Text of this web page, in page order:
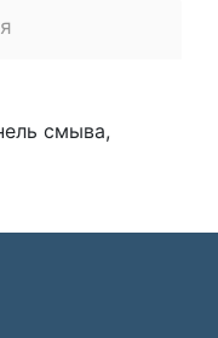
смыва,